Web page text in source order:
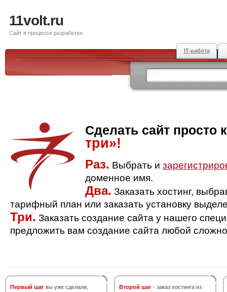
11volt.ru
Сайт в процессе разработки
IT-работа
Сделать сайт просто
три»!
Раз. Выбрать и
доменное имя.
Два. Заказать хостинг,
тарифный план или заказать установку
Три. Заказать создание сайта у нашего
предложить вам создание сайта любой
Первый шаг вы уже сделали,
Второй шаг - заказ хостинга из